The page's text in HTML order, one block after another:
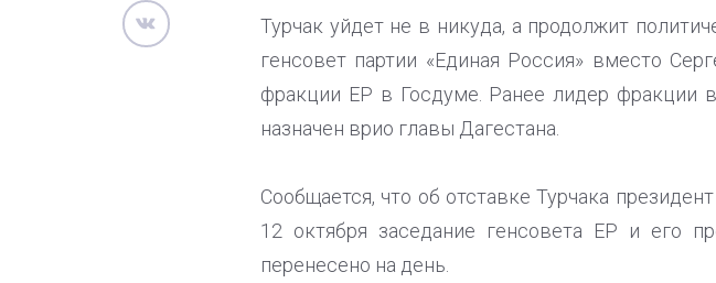
Турчак уйдет не в никуда, а продолжит
генсовет партии «Единая Россия» вместо
фракции ЕР в Госдуме. Ранее лидер фракции
назначен врио главы Дагестана.
Сообщается, что об отставке Турчака
12 октября заседание генсовета ЕР и его
перенесено на день.